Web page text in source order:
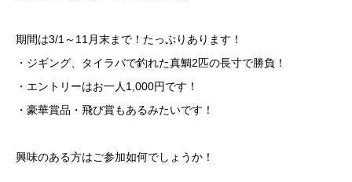
期間は3/1～11月末まで！たっぷりあります！
・ジギング、タイラバで釣れた真鯛2匹の長寸で勝負！
・エントリーはお一人1,000円です！
・豪華賞品・飛び賞もあるみたいです！
興味のある方はご参加如何でしょうか！